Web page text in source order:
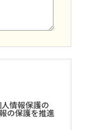
情報保護の
の保護を推進